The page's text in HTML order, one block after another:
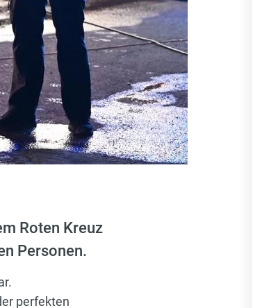
Roten Kreuz
Personen.
perfekten